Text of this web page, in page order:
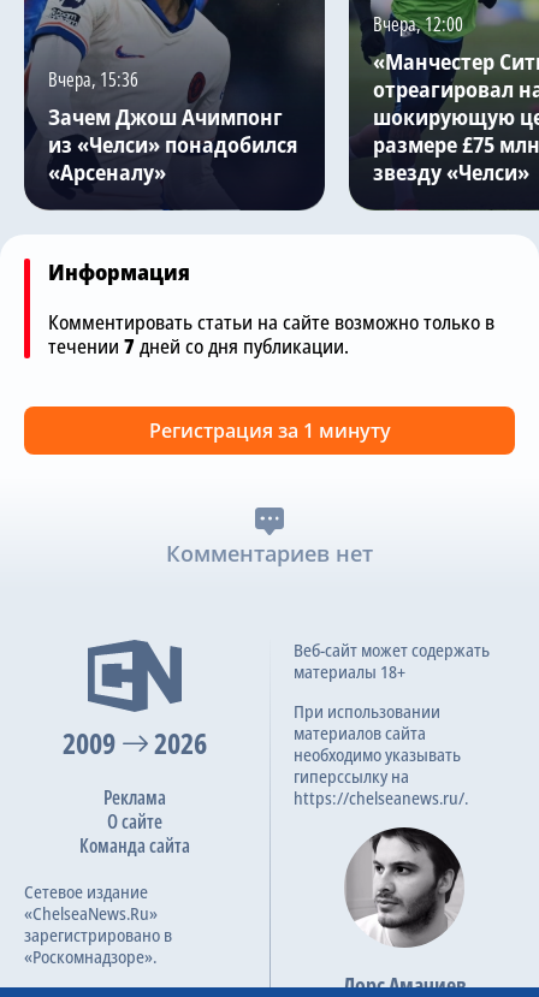
Вчера, 15:36
Зачем Джош Ачимпонг
из «Челси» понадобился
«Арсеналу»
Вчера, 12:00
«Манчестер
отреагировал
шокирующую
размере £75
звезду «Челси»
Информация
Комментировать статьи на сайте возможно только в
течении 7дней со дня публикации.
Регистрация за 1 минуту
Комментариев нет
2009 2026
Реклама
О сайте
Команда сайта
Сетевое издание
«ChelseaNews.Ru»
зарегистрировано в
«Роскомнадзоре».
Веб-сайт может содержать
материалы 18+
При использовании
материалов сайта
необходимо указывать
гиперссылку на
https://chelseanews.ru/.
Лорс Амачиев